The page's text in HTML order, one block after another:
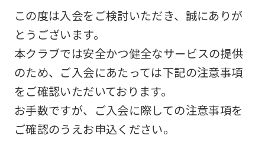
この度は入会をご検討いただき、誠にありが
とうございます。
本クラブでは安全かつ健全なサービスの提供
のため、ご入会にあたっては下記の注意事項
をご確認いただいております。
お手数ですが、ご入会に際しての注意事項を
ご確認のうえお申込ください。